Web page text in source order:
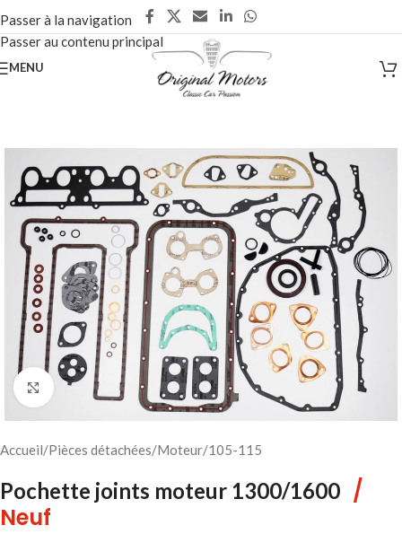
Passer à la navigation
Passer au contenu principal
MENU
Cliquez pour agrandir
Accueil/Pièces détachées/Moteur/105-115
Pochette joints moteur 1300/1600 /
Neuf